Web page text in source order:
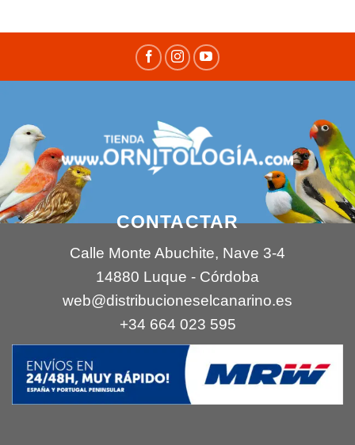
CONTACTAR
Calle Monte Abuchite, Nave 3-4
14880 Luque - Córdoba
web@distribucioneselcanarino.es
+34 664 023 595